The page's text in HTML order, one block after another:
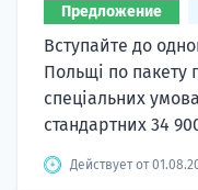
Предложение
Вступайте до
Польщі по пакету
спеціальних
стандартних 34
Действует от